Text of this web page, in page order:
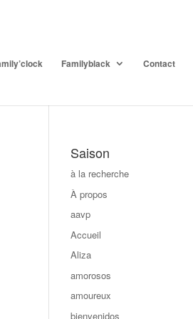
Familyblack Contact
Saison
à la recherche
À propos
aavp
Accueil
Aliza
amorosos
amoureux
bienvenidos